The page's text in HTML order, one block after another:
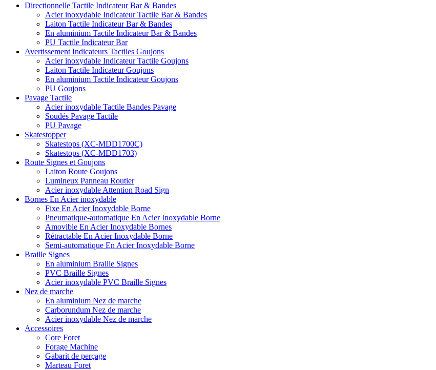
Directionnelle Tactile Indicateur Bar & Bandes
Acier inoxydable Indicateur Tactile Bar & Bandes
Laiton Tactile Indicateur Bar & Bandes
En aluminium Tactile Indicateur Bar & Bandes
PU Tactile Indicateur Bar
Avertissement Indicateurs Tactiles Goujons
Acier inoxydable Indicateur Tactile Goujons
Laiton Tactile Indicateur Goujons
En aluminium Tactile Indicateur Goujons
PU Goujons
Pavage Tactile
Acier inoxydable Tactile Bandes Pavage
Soudés Pavage Tactile
PU Pavage
Skatestopper
Skatestops (XC-MDD1700C)
Skatestops (XC-MDD1703)
Route Signes et Goujons
Laiton Route Goujons
Lumineux Panneau Routier
Acier inoxydable Attention Road Sign
Bornes En Acier inoxydable
Fixe En Acier Inoxydable Borne
Pneumatique-automatique En Acier Inoxydable Borne
Amovible En Acier Inoxydable Bornes
Rétractable En Acier Inoxydable Borne
Semi-automatique En Acier Inoxydable Borne
Braille Signes
En aluminium Braille Signes
PVC Braille Signes
Acier inoxydable PVC Braille Signes
Nez de marche
En aluminium Nez de marche
Carborundum Nez de marche
Acier inoxydable Nez de marche
Accessoires
Core Foret
Forage Machine
Gabarit de perçage
Marteau Foret